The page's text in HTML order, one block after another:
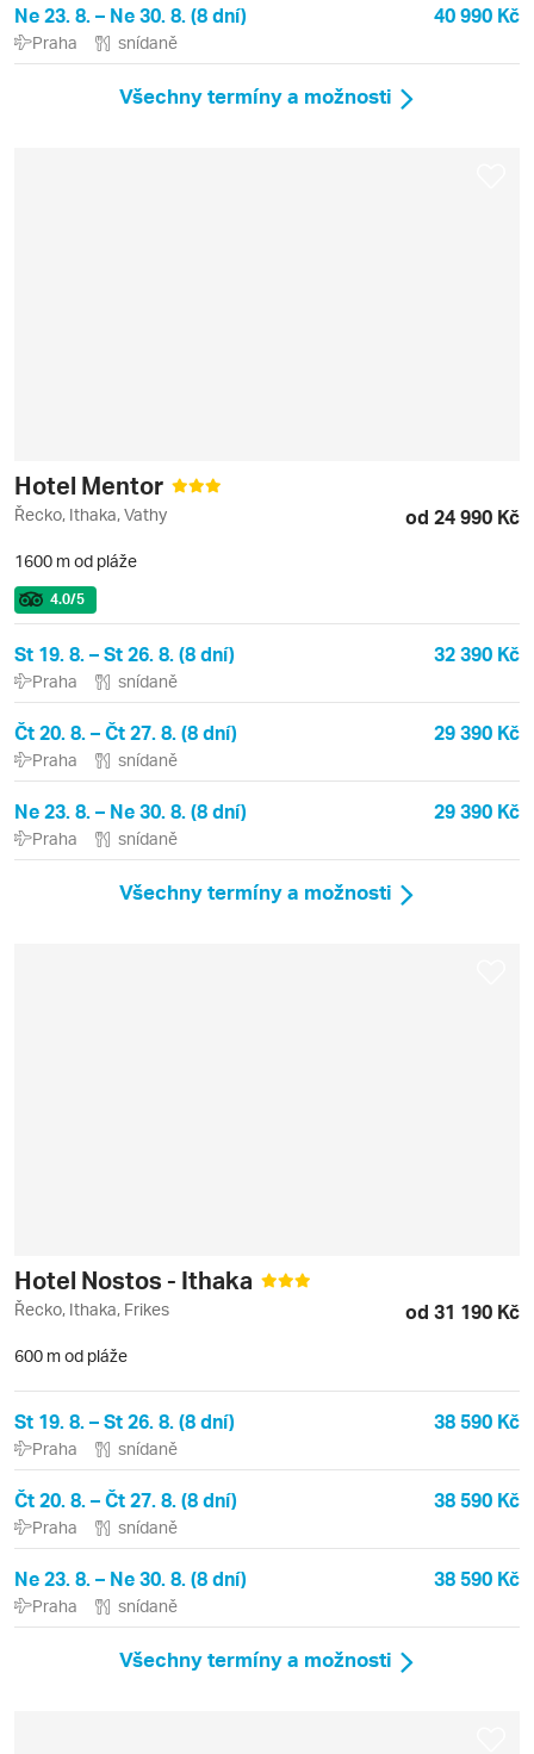
Ne 23. 8. – Ne 30. 8. (8 dní) 40 990 Kč
Praha snídaně
Všechny termíny a možnosti
Hotel Mentor
Řecko, Ithaka, Vathy od 24 990 Kč
1600 m od pláže
4.0/5
St 19. 8. – St 26. 8. (8 dní) 32 390 Kč
Praha snídaně
Čt 20. 8. – Čt 27. 8. (8 dní) 29 390 Kč
Praha snídaně
Ne 23. 8. – Ne 30. 8. (8 dní) 29 390 Kč
Praha snídaně
Všechny termíny a možnosti
Hotel Nostos - Ithaka
Řecko, Ithaka, Frikes od 31 190 Kč
600 m od pláže
St 19. 8. – St 26. 8. (8 dní) 38 590 Kč
Praha snídaně
Čt 20. 8. – Čt 27. 8. (8 dní) 38 590 Kč
Praha snídaně
Ne 23. 8. – Ne 30. 8. (8 dní) 38 590 Kč
Praha snídaně
Všechny termíny a možnosti